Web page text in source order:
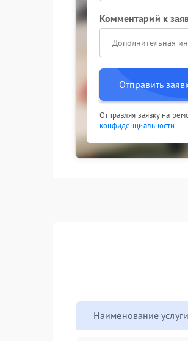
Комментарий к
Отправить
Отправляя заявку на
конфиденциальности
Наименование услуги